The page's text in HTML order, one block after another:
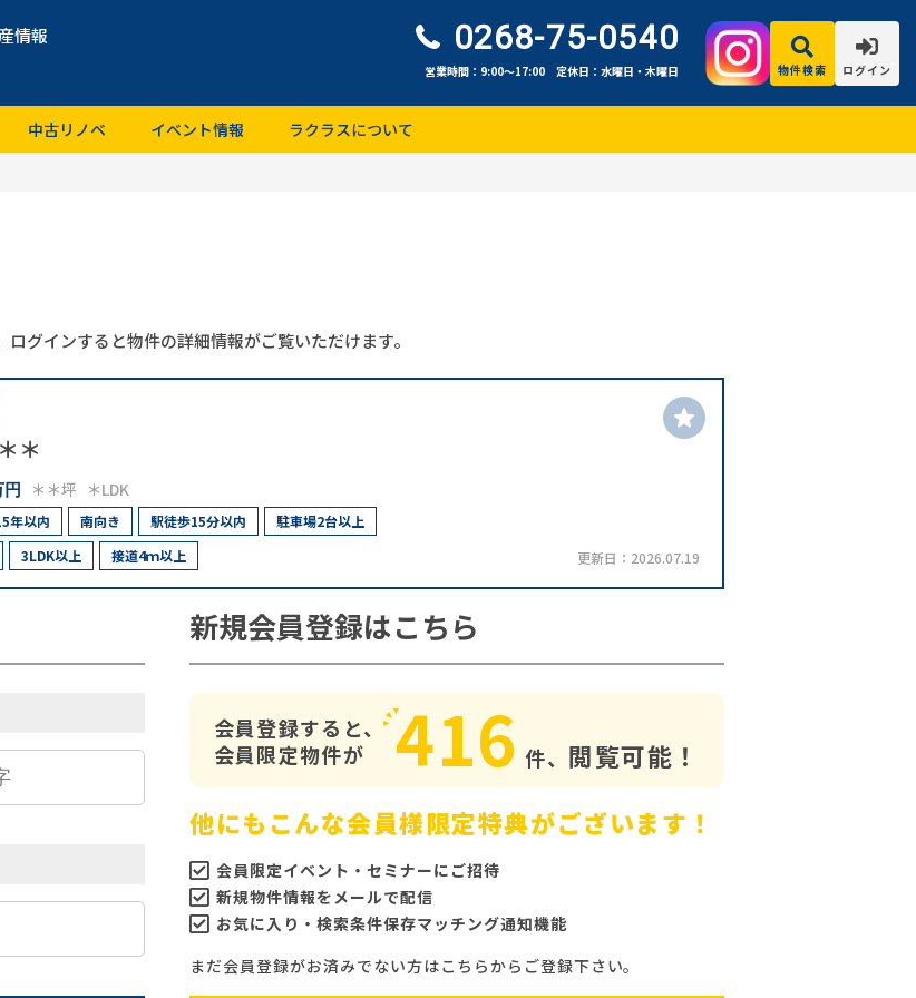
情報 0268-75-0540
営業時間：9:00〜17:00 定休日：水曜日・木曜日 物件検索 ログイン
中古リノベ イベント情報 ラクラスについて
グインすると物件の詳細情報がご覧いただけます。
＊
＊＊坪 ＊LDK
年以内 南向き 駅徒歩15分以内
駐車場2台以上
3LDK以上 接道4ｍ以上 更新日：2026.07.19
新規会員登録はこちら
会員登録すると、
会員限定物件が
416 件、 閲覧可能！
他にもこんな会員様限定特典がございます！
会員限定イベント・セミナーにご招待
新規物件情報をメールで配信
お気に入り・検索条件保存マッチング通知機能
まだ会員登録がお済みでない方はこちらからご登録下さい。